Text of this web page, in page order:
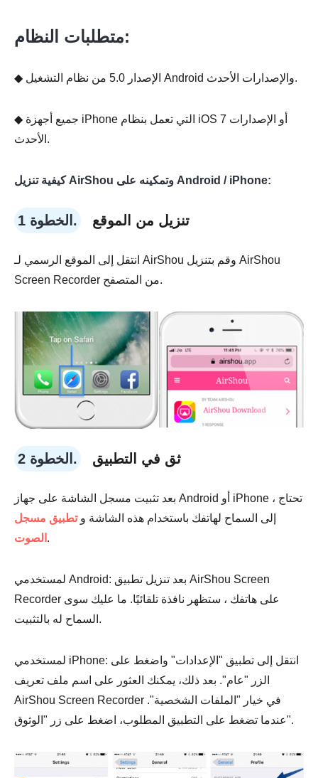
متطلبات النظام:
◆ الإصدار 5.0 من نظام التشغيل Android والإصدارات الأحدث.
◆ جميع أجهزة iPhone التي تعمل بنظام iOS 7 أو الإصدارات
الأحدث.
كيفية تنزيل AirShou وتمكينه على Android / iPhone:
الخطوة 1. تنزيل من الموقع
انتقل إلى الموقع الرسمي لـ AirShou وقم بتنزيل AirShou
Screen Recorder من المتصفح.
الخطوة 2. ثق في التطبيق
بعد تثبيت مسجل الشاشة على جهاز Android أو iPhone ، تحتاج
إلى السماح لهاتفك باستخدام هذه الشاشة وتطبيق مسجل
الصوت .
لمستخدمي Android: بعد تنزيل تطبيق AirShou Screen
Recorder على هاتفك ، ستظهر نافذة تلقائيًا. ما عليك سوى
السماح له بالتثبيت.
لمستخدمي iPhone: انتقل إلى تطبيق "الإعدادات" واضغط على
الزر "عام". بعد ذلك، يمكنك العثور على اسم ملف تعريف
AirShou Screen Recorder في خيار "الملفات الشخصية".
عندما تضغط على التطبيق المطلوب، اضغط على زر "الوثوق".